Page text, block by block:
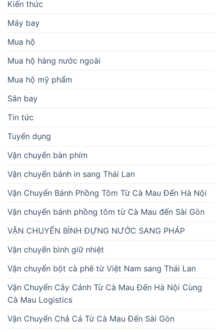
Kiến thức
Máy bay
Mua hộ
Mua hộ hàng nước ngoài
Mua hộ mỹ phẩm
Sân bay
Tin tức
Tuyển dụng
Vận chuyển bàn phím
Vận chuyển bánh in sang Thái Lan
Vận Chuyển Bánh Phồng Tôm Từ Cà Mau Đến Hà Nội
Vận chuyển bánh phồng tôm từ Cà Mau đến Sài Gòn
VẬN CHUYỂN BÌNH ĐỰNG NƯỚC SANG PHÁP
Vận chuyển bình giữ nhiệt
Vận chuyển bột cà phê từ Việt Nam sang Thái Lan
Vận Chuyển Cây Cảnh Từ Cà Mau Đến Hà Nội Cùng
Cà Mau Logistics
Vận Chuyển Chả Cá Từ Cà Mau Đến Sài Gòn